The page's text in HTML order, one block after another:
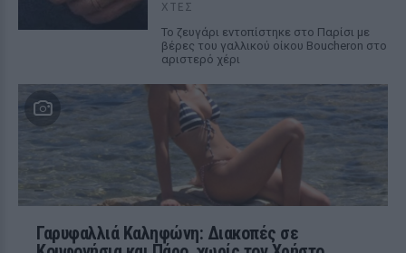
ΧΤΕΣ
Το ζευγάρι εντοπίστηκε στο Παρίσι με
βέρες του γαλλικού οίκου Boucheron στο
αριστερό χέρι
Γαρυφαλλιά Καληφώνη: Διακοπές σε